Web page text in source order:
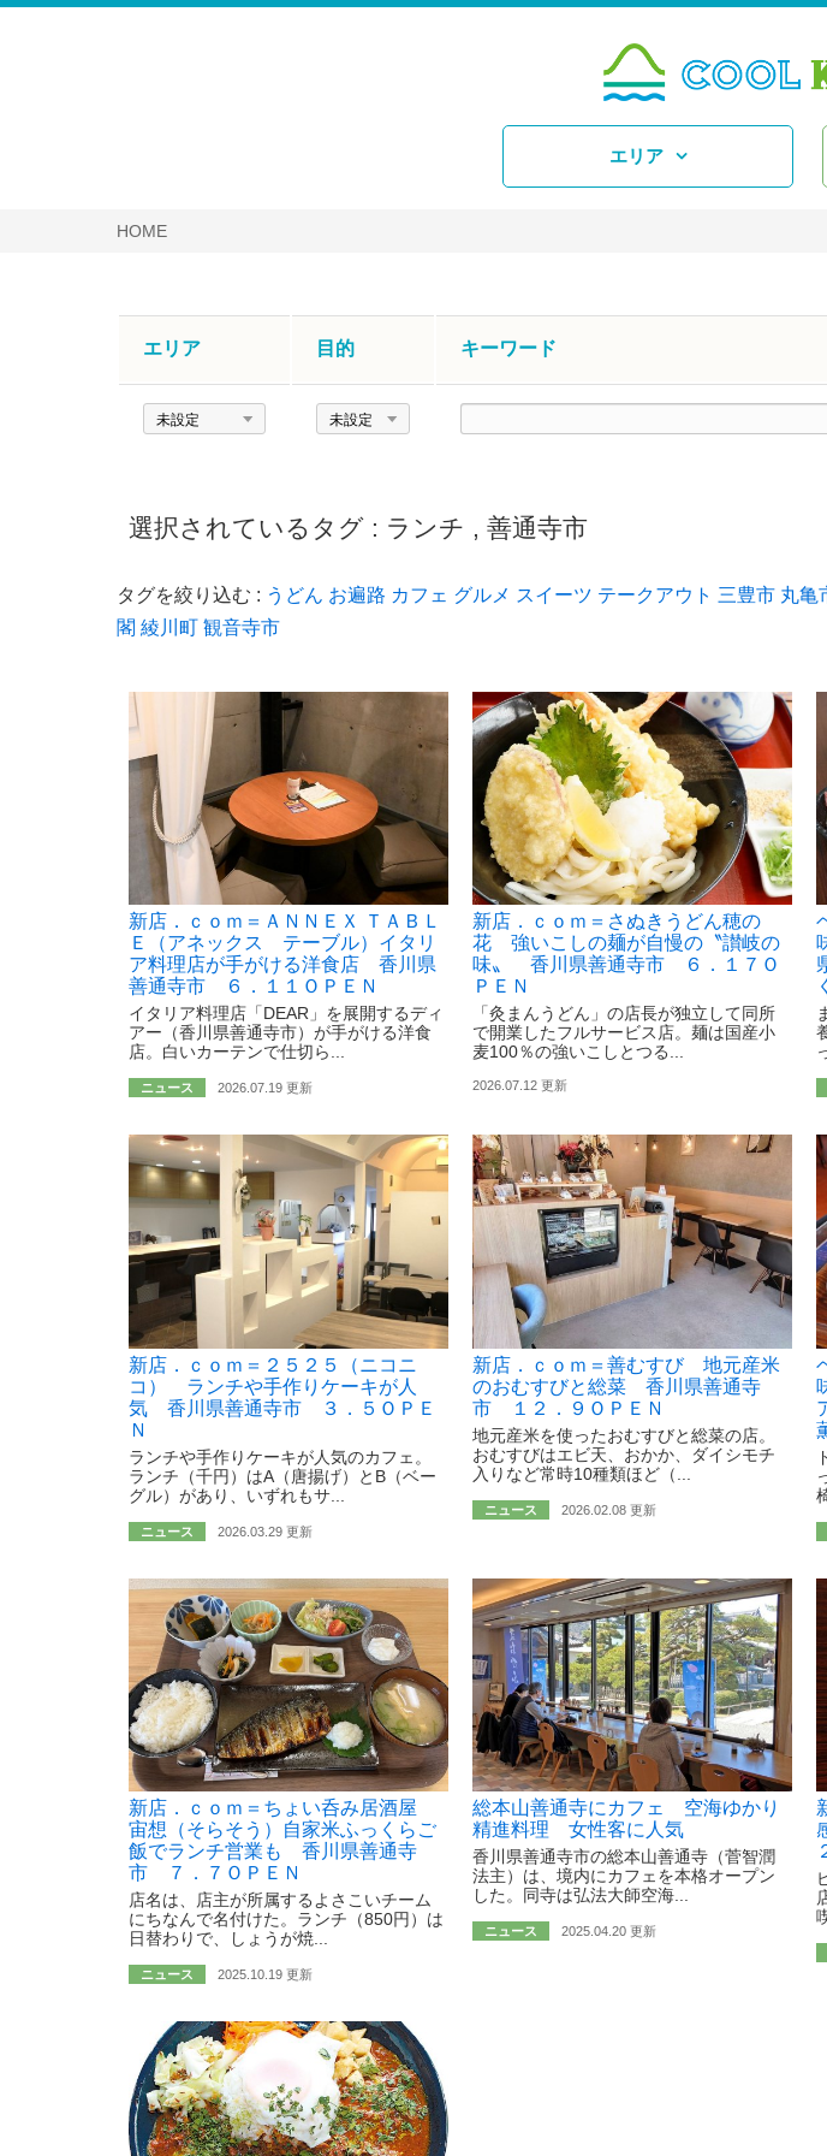
エリア
HOME
エリア 目的 キーワード
エ
目
ド
選択されているタグ : ランチ , 善通寺市
タグを絞り込む : うどん お遍路 カフェ グルメ スイーツ テークアウト 三豊市 丸亀
閣 綾川町 観音寺市
新店．ｃｏｍ＝ＡＮＮＥＸ ＴＡＢＬ
Ｅ（アネックス テーブル）イタリ
ア料理店が手がける洋食店 香川県
善通寺市 ６．１１ＯＰＥＮ
イタリア料理店「DEAR」を展開するディ
アー（香川県善通寺市）が手がける洋食
店。白いカーテンで仕切ら...
ニュース 2026.07.19 更新
新店．ｃｏｍ＝さぬきうどん穂の
花 強いこしの麺が自慢の〝讃岐の
味〟 香川県善通寺市 ６．１７Ｏ
ＰＥＮ
「灸まんうどん」の店長が独立して同所
で開業したフルサービス店。麺は国産小
麦100％の強いこしとつる...
2026.07.12 更新
新店．ｃｏｍ＝２５２５（ニコニ
コ） ランチや手作りケーキが人
気 香川県善通寺市 ３．５ＯＰＥ
Ｎ
ランチや手作りケーキが人気のカフェ。
ランチ（千円）はA（唐揚げ）とB（ベー
グル）があり、いずれもサ...
ニュース 2026.03.29 更新
新店．ｃｏｍ＝善むすび 地元産米
のおむすびと総菜 香川県善通寺
市 １２．９ＯＰＥＮ
地元産米を使ったおむすびと総菜の店。
おむすびはエビ天、おかか、ダイシモチ
入りなど常時10種類ほど（...
ニュース 2026.02.08 更新
新店．ｃｏｍ＝ちょい呑み居酒屋
宙想（そらそう）自家米ふっくらご
飯でランチ営業も 香川県善通寺
市 ７．７ＯＰＥＮ
店名は、店主が所属するよさこいチーム
にちなんで名付けた。ランチ（850円）は
日替わりで、しょうが焼...
ニュース 2025.10.19 更新
総本山善通寺にカフェ 空海ゆかり
精進料理 女性客に人気
香川県善通寺市の総本山善通寺（菅智潤
法主）は、境内にカフェを本格オープン
した。同寺は弘法大師空海...
ニュース 2025.04.20 更新